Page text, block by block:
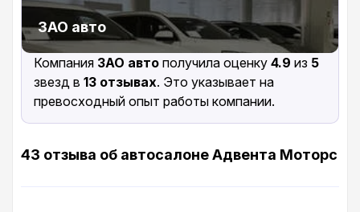
ЗАО авто
Компания ЗАО авто получила оценку 4.9 из 5
звезд в 13 отзывах. Это указывает на
превосходный опыт работы компании.
43 отзыва об автосалоне Адвента Моторс